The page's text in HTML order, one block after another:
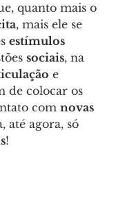
quanto mais o
, mais ele se
estímulos
sociais, na
e
de colocar os
com novas
até agora, só
!